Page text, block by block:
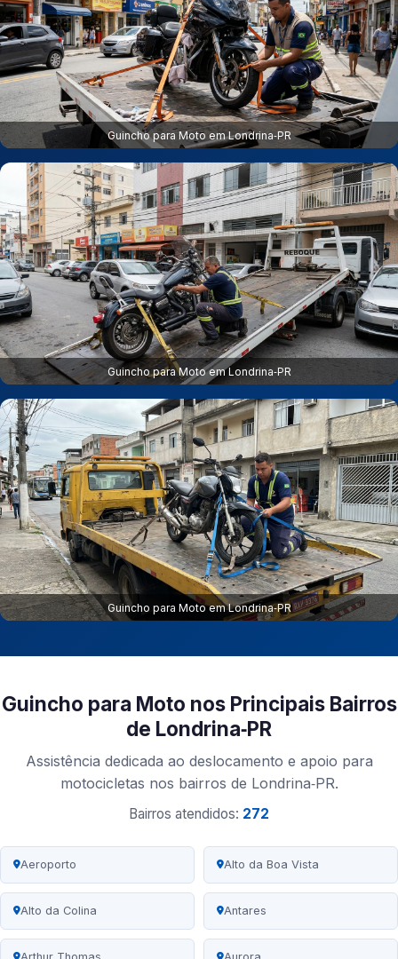
Guincho para Moto em Londrina‑PR
Guincho para Moto em Londrina‑PR
Guincho para Moto em Londrina‑PR
Guincho para Moto nos Principais Bairros
de Londrina‑PR
Assistência dedicada ao deslocamento e apoio para
motocicletas nos bairros de Londrina‑PR.
Bairros atendidos: 272
Aeroporto Alto da Boa Vista
Alto da Colina Antares